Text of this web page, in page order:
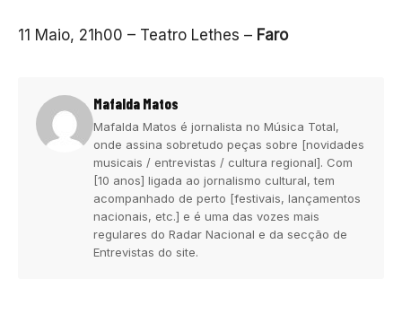
11 Maio, 21h00 – Teatro Lethes – Faro
Mafalda Matos
Mafalda Matos é jornalista no Música Total,
onde assina sobretudo peças sobre [novidades
musicais / entrevistas / cultura regional]. Com
[10 anos] ligada ao jornalismo cultural, tem
acompanhado de perto [festivais, lançamentos
nacionais, etc.] e é uma das vozes mais
regulares do Radar Nacional e da secção de
Entrevistas do site.